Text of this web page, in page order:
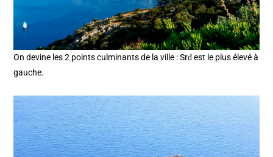
On devine les 2 points culminants de la ville : Srđ est le plus élevé à
gauche.